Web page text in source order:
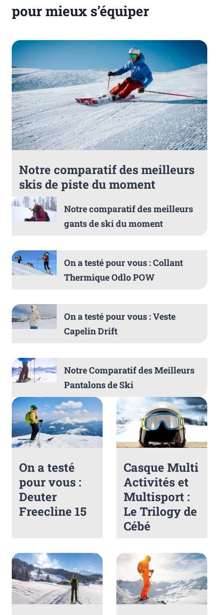
pour mieux s’équiper
Notre comparatif des meilleurs
skis de piste du moment
Notre comparatif des meilleurs
gants de ski du moment
On a testé pour vous : Collant
Thermique Odlo POW
On a testé pour vous : Veste
Capelin Drift
Notre Comparatif des Meilleurs
Pantalons de Ski
On a testé
pour vous :
Deuter
Freecline 15
Casque Multi
Activités et
Multisport :
Le Trilogy de
Cébé